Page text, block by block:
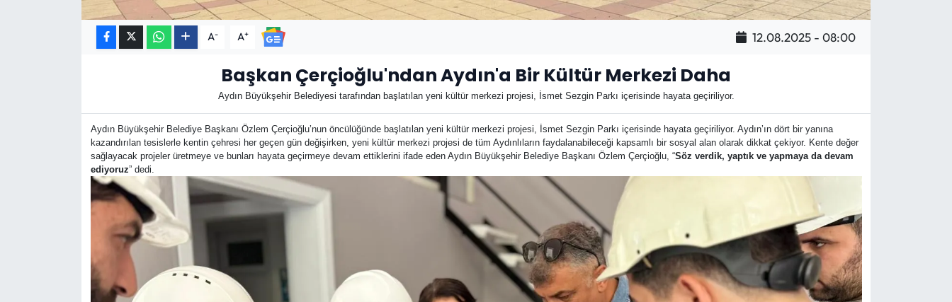
A- A+ 12.08.2025 - 08:00
Başkan Çerçioğlu'ndan Aydın'a Bir Kültür Merkezi Daha
Aydın Büyükşehir Belediyesi tarafından başlatılan yeni kültür merkezi projesi, İsmet Sezgin Parkı içerisinde hayata geçiriliyor.
Aydın Büyükşehir Belediye Başkanı Özlem Çerçioğlu’nun öncülüğünde başlatılan yeni kültür merkezi projesi, İsmet Sezgin Parkı içerisinde hayata geçiriliyor. Aydın’ın dört bir yanına
kazandırılan tesislerle kentin çehresi her geçen gün değişirken, yeni kültür merkezi projesi de tüm Aydınlıların faydalanabileceği kapsamlı bir sosyal alan olarak dikkat çekiyor. Kente değer
sağlayacak projeler üretmeye ve bunları hayata geçirmeye devam ettiklerini ifade eden Aydın Büyükşehir Belediye Başkanı Özlem Çerçioğlu, “Söz verdik, yaptık ve yapmaya da devam
ediyoruz” dedi.